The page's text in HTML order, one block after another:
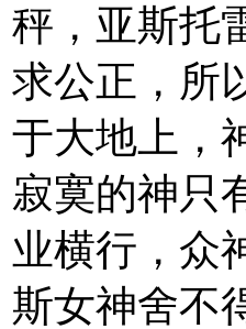
秤，亚斯托
求公正，所
于大地上，
寂寞的神只
业横行，众
斯女神舍不